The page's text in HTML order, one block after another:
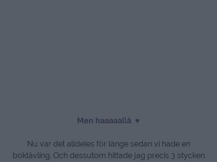
Men haaaaallå ♥
Nu var det alldeles för länge sedan vi hade en
boktävling. Och dessutom hittade jag precis 3 stycken